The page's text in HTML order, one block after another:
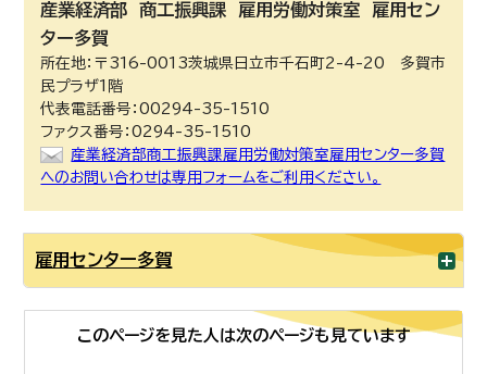
産業経済部商工振興課 雇用労働対策室 雇用セン
ター多賀
所在地：〒316-0013茨城県日立市千石町2-4-20 多賀市
民プラザ1階
代表電話番号：00294-35-1510
ファクス番号：0294-35-1510
産業経済部商工振興課雇用労働対策室雇用センター多賀
へのお問い合わせは専用フォームをご利用ください。
雇用センター多賀
このページを見た人は次のページも見ています